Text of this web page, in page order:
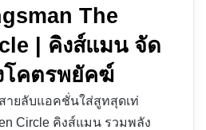
The
| คิงส์แมน จัด
โคตรพยัคฆ์
ยลับแอคชั่นใส่สูทสุดเท่
Circle คิงส์แมน รวมพลัง